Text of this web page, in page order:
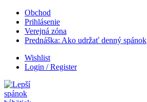
Obchod
Prihlásenie
Verejná zóna
Prednáška: Ako udržať denný spánok
Wishlist
Login / Register